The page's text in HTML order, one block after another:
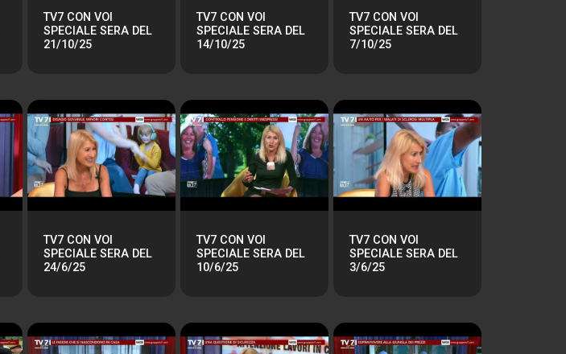
TV7 CON VOI
SPECIALE SERA DEL
21/10/25
TV7 CON VOI
SPECIALE SERA DEL
14/10/25
TV7 CON VOI
SPECIALE SERA DEL
7/10/25
TV7 CON VOI
SPECIALE SERA DEL
24/6/25
TV7 CON VOI
SPECIALE SERA DEL
10/6/25
TV7 CON VOI
SPECIALE SERA DEL
3/6/25